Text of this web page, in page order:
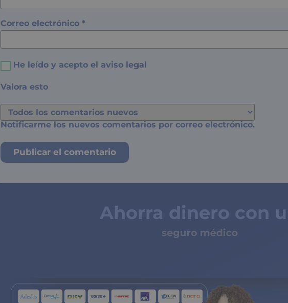
Correo electrónico *
He leído y acepto el aviso legal
Valora esto
Notificarme los nuevos comentarios por correo electrónico.
Ahorra dinero con
seguro médico